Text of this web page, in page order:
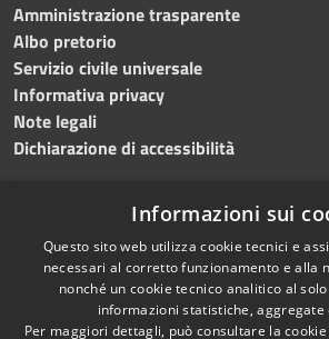
Amministrazione trasparente
Albo pretorio
Servizio civile universale
Informativa privacy
Note legali
Dichiarazione di accessibilità
RSS
Accessibilità
Informazioni sui
Questo sito web utilizza cookie tecnici e
necessari al corretto funzionamento e alla
nonché un cookie tecnico analitico al
informazioni statistiche, aggregate
Per maggiori dettagli, può consultare la